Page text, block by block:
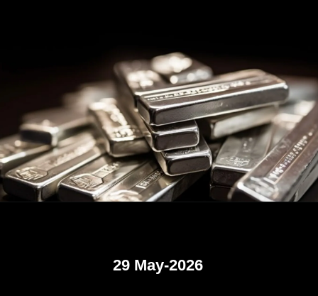
29 May-2026